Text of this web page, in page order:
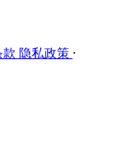
款 隐私政策 ·